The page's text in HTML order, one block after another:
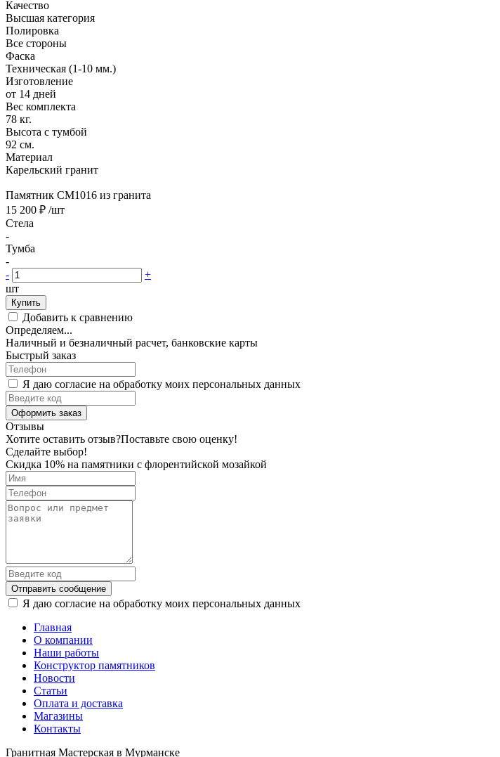
Качество
Высшая категория
Полировка
Все стороны
Фаска
Техническая (1-10 мм.)
Изготовление
от 14 дней
Вес комплекта
78 кг.
Высота с тумбой
92 см.
Материал
Карельский гранит
Памятник CM1016 из гранита
15 200 ₽ /шт
Стела
-
Тумба
-
-
+
шт
Купить
Добавить к сравнению
Определяем...
Наличный и безналичный расчет, банковские карты
Быстрый заказ
Я даю согласие на обработку моих персональных данных
Оформить заказ
Отзывы
Хотите оставить отзыв?Поставьте свою оценку!
Сделайте выбор!
Скидка 10% на памятники с флорентийской мозайкой
Отправить сообщение
Я даю согласие на обработку моих персональных данных
Главная
О компании
Наши работы
Конструктор памятников
Новости
Статьи
Оплата и доставка
Магазины
Контакты
Гранитная Мастерская в Мурманске